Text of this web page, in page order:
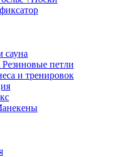
сауна
петли
и тренировок